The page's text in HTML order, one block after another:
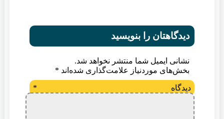
دیدگاهتان را بنویسید
نشانی ایمیل شما منتشر نخواهد شد.
بخش‌های موردنیاز علامت‌گذاری شده‌اند *
دیدگاه *